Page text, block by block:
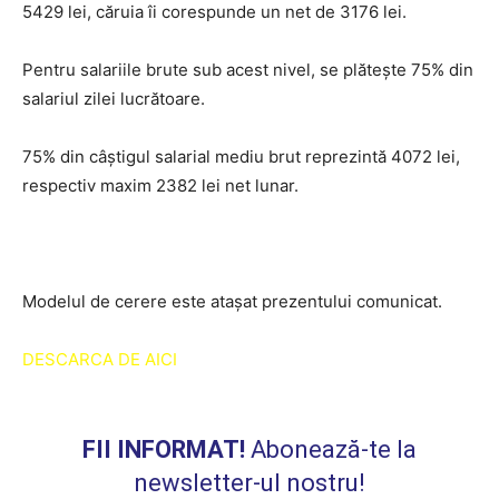
5429 lei, căruia îi corespunde un net de 3176 lei.
Pentru salariile brute sub acest nivel, se plătește 75% din
salariul zilei lucrătoare.
75% din câștigul salarial mediu brut reprezintă 4072 lei,
respectiv maxim 2382 lei net lunar.
Modelul de cerere este atașat prezentului comunicat.
DESCARCA DE AICI
FII INFORMAT! Abonează-te la
newsletter-ul nostru!